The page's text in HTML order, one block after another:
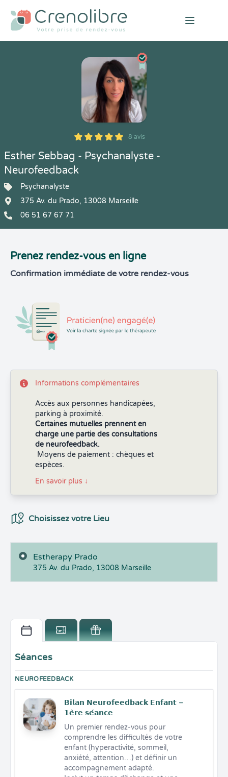
Open
5
1
5
8 8 avis
Esther Sebbag - Psychanalyste -
Neurofeedback
Psychanalyste
375 Av. du Prado, 13008 Marseille
06 51 67 67 71
Prenez rendez-vous en ligne
Confirmation immédiate de votre rendez-vous
Informations complémentaires
Accès aux personnes handicapées,
parking à proximité.
Certaines mutuelles prennent en
charge une partie des consultations
de neurofeedback.
Moyens de paiement : chèques et
espèces.
En savoir plus ↓
Choix du Lieux
Choisissez votre Lieu
Estherapy Prado
375 Av. du Prado, 13008 Marseille
Séances
NEUROFEEDBACK
𝗕𝗶𝗹𝗮𝗻 𝗡𝗲𝘂𝗿𝗼𝗳𝗲𝗲𝗱𝗯𝗮𝗰𝗸 𝗘𝗻𝗳𝗮𝗻𝘁 –
𝟭𝗲̀𝗿𝗲 𝘀𝗲́𝗮𝗻𝗰𝗲
Un premier rendez-vous pour
comprendre les difficultés de votre
enfant (hyperactivité, sommeil,
anxiété, attention…) et définir un
accompagnement adapté.